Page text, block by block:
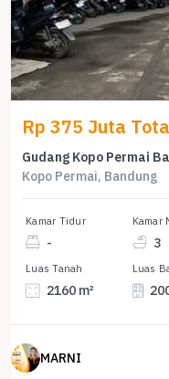
Rp 375 Juta
Gudang Kopo Permai
Kopo Permai, Bandung
Kamar Tidur
-
Kamar
3
Luas Tanah
2160 m²
Luas
MARNI